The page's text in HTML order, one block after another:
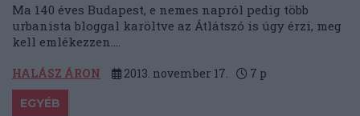
Ma 140 éves Budapest, e nemes napról pedig több
urbanista bloggal karöltve az Átlátszó is úgy érzi, meg
kell emlékezzen....
HALÁSZ ÁRON 2013. november 17. 7 p
EGYÉB